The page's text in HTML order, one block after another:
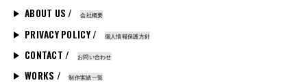
ABOUT US / 会社概要
PRIVACY POLICY / 個人情報保護方針
CONTACT / お問い合わせ
WORKS / 制作実績一覧